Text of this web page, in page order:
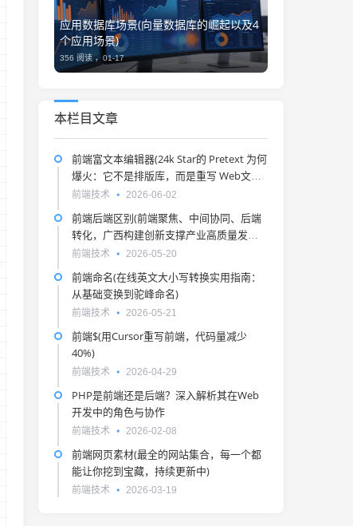
应用数据库场景(向量数据库的崛起以及4
个应用场景)
356 阅读 ，01-17
本栏目文章
前端富文本编辑器(24k Star的 Pretext 为何
爆火：它不是排版库，而是重写 Web文本
绘制)
前端技术 2026-06-02
前端后端区别(前端聚焦、中间协同、后端
转化，广西构建创新支撑产业高质量发展
的桥梁)
前端技术 2026-05-20
前端命名(在线英文大小写转换实用指南：
从基础变换到驼峰命名)
前端技术 2026-05-21
前端$(用Cursor重写前端，代码量减少
40%)
前端技术 2026-04-29
PHP是前端还是后端？深入解析其在Web
开发中的角色与协作
前端技术 2026-02-08
前端网页素材(最全的网站集合，每一个都
能让你挖到宝藏，持续更新中)
前端技术 2026-03-19